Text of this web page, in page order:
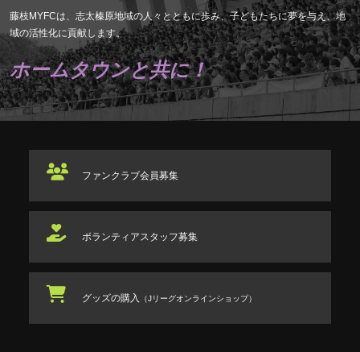
藤枝MYFCは、志太榛原地域の人々とともに歩み、子どもたちに夢を与え、地
域の活性化に貢献します。
ホームタウンと共に！
ファンクラブ会員募集
ボランティアスタッフ募集
グッズの購入 （Jリーグオンラインショップ）